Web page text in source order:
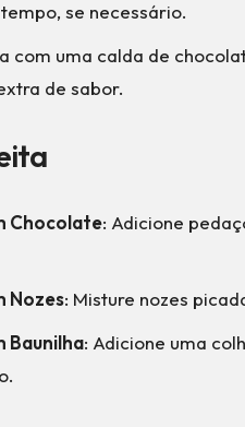
se necessário.
com uma calda de
de sabor.
Chocolate: Adicione
Nozes: Misture nozes
Baunilha: Adicione uma